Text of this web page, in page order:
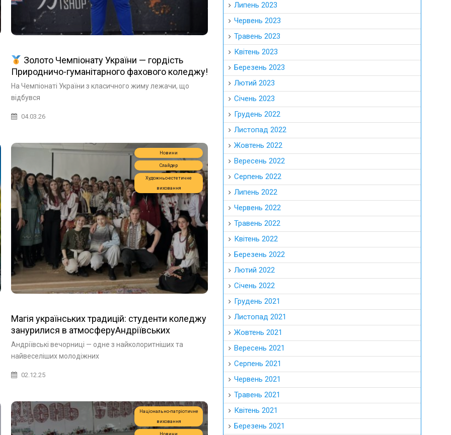
Золото Чемпіонату України — гордість
Природничо-гуманітарного фахового коледжу!
На Чемпіонаті України з класичного жиму лежачи, що
відбувся
04.03.26
Новини
Слайдер
Художньо-естетичне
виховання
Магія українських традицій: студенти коледжу
занурилися в атмосферуАндріївських
вечорниць на філологічному факультеті
Андріївські вечорниці — одне з найколоритніших та
найвеселіших молодіжних
02.12.25
Національно-патріотичне
виховання
Новини
Липень 2023
Червень 2023
Травень 2023
Квітень 2023
Березень 2023
Лютий 2023
Січень 2023
Грудень 2022
Листопад 2022
Жовтень 2022
Вересень 2022
Серпень 2022
Липень 2022
Червень 2022
Травень 2022
Квітень 2022
Березень 2022
Лютий 2022
Січень 2022
Грудень 2021
Листопад 2021
Жовтень 2021
Вересень 2021
Серпень 2021
Червень 2021
Травень 2021
Квітень 2021
Березень 2021